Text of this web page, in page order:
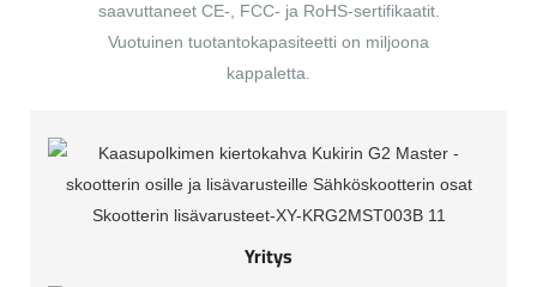
saavuttaneet CE-, FCC- ja RoHS-sertifikaatit.
Vuotuinen tuotantokapasiteetti on miljoona
kappaletta.
Yritys